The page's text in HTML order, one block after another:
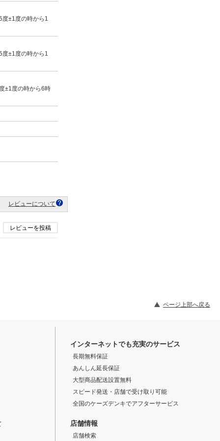
±1度の時から1
±1度の時から1
±1度の時から6時
レビューについて
レビューを投稿
ページ上部へ戻る
インターネットでも充実のサービス
長期無料保証
あんしん延長保証
大型商品配送設置無料
スピード発送・店舗で受け取り可能
全国のケーズデンキでアフターサービス
店舗情報
店舗検索